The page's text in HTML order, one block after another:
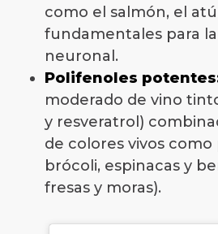
como el salmón, el
fundamentales para
neuronal.
Polifenoles
moderado de vino
y resveratrol)
de colores vivos como
brócoli, espinacas y
fresas y moras).